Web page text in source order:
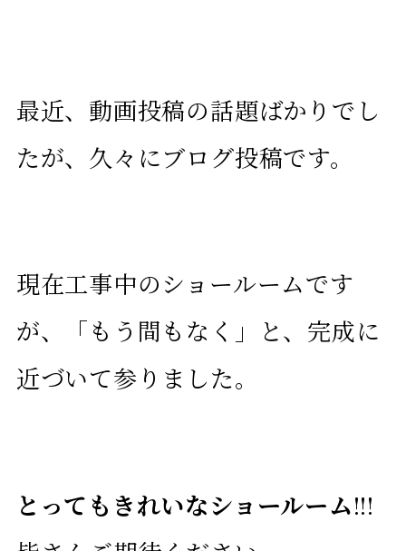
最近、動画投稿の話題ばかりでし
たが、久々にブログ投稿です。
現在工事中のショールームです
が、「もう間もなく」と、完成に
近づいて参りました。
とってもきれいなショールーム!!!